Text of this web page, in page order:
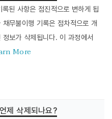
된 사항은 점진적으로 변하게 됩
무불이행 기록은 점차적으로 개
보가 삭제됩니다. 이 과정에서
More
제 삭제되나요?